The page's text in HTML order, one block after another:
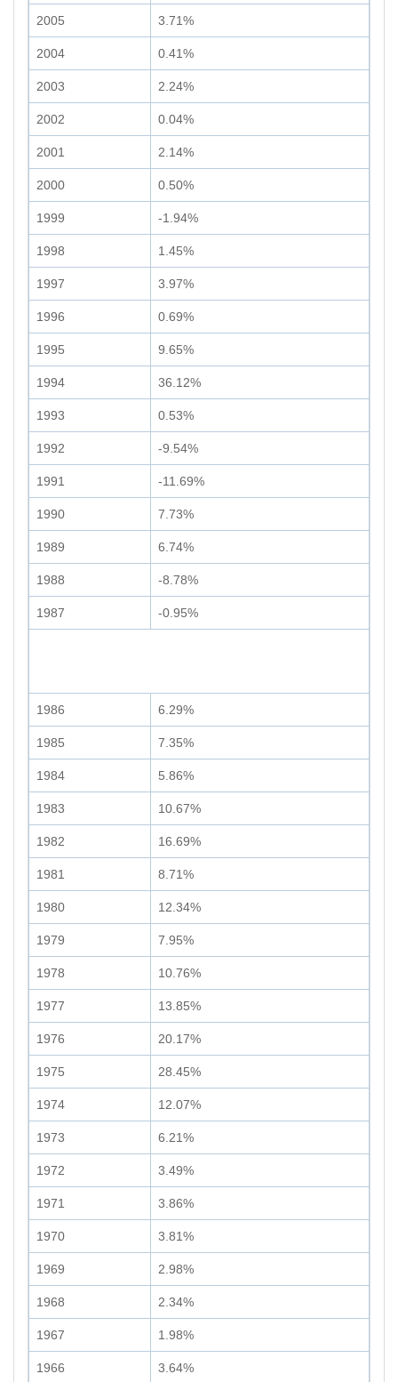
2005 3.71%
2004 0.41%
2003 2.24%
2002 0.04%
2001 2.14%
2000 0.50%
1999 -1.94%
1998 1.45%
1997 3.97%
1996 0.69%
1995 9.65%
1994 36.12%
1993 0.53%
1992 -9.54%
1991 -11.69%
1990 7.73%
1989 6.74%
1988 -8.78%
1987 -0.95%
1986 6.29%
1985 7.35%
1984 5.86%
1983 10.67%
1982 16.69%
1981 8.71%
1980 12.34%
1979 7.95%
1978 10.76%
1977 13.85%
1976 20.17%
1975 28.45%
1974 12.07%
1973 6.21%
1972 3.49%
1971 3.86%
1970 3.81%
1969 2.98%
1968 2.34%
1967 1.98%
1966 3.64%